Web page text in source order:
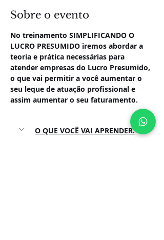
Sobre o evento
No treinamento SIMPLIFICANDO O
LUCRO PRESUMIDO iremos abordar a
teoria e prática necessárias para
atender empresas do Lucro Presumido,
o que vai permitir a você aumentar o
seu leque de atuação profissional e
assim aumentar o seu faturamento.
O QUE VOCÊ VAI APRENDER: